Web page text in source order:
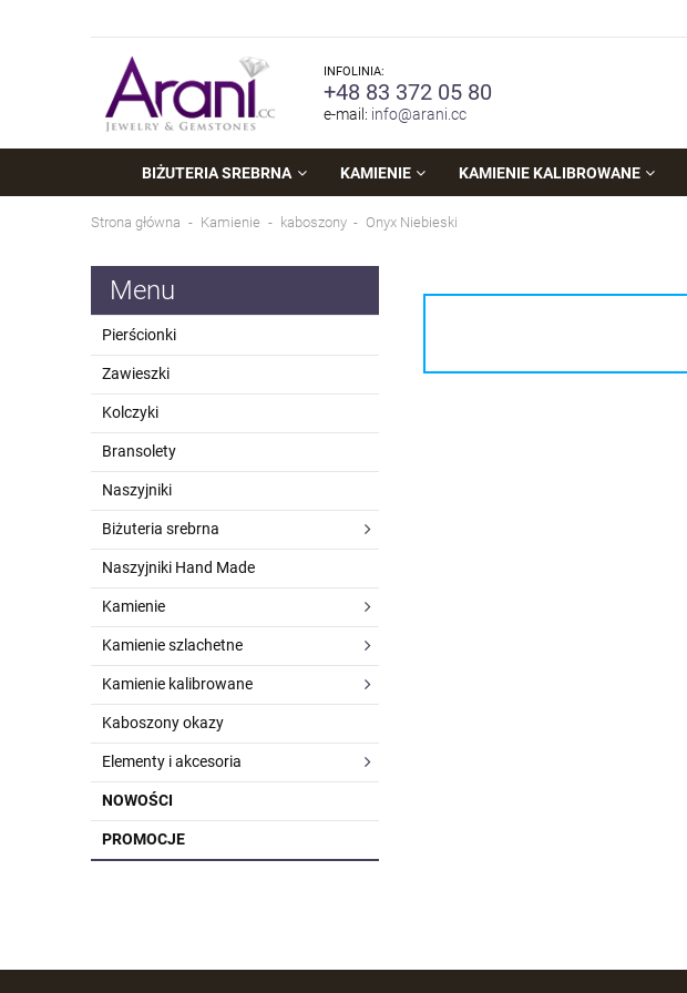
INFOLINIA:
+48 83 372 05 80
e-mail: info@arani.cc
BIŻUTERIA SREBRNA KAMIENIE KAMIENIE KALIBROWANE
Strona główna Kamienie kaboszony Onyx Niebieski
Menu
Pierścionki
Zawieszki
Kolczyki
Bransolety
Naszyjniki
Biżuteria srebrna
Naszyjniki Hand Made
Kamienie
Kamienie szlachetne
Kamienie kalibrowane
Kaboszony okazy
Elementy i akcesoria
NOWOŚCI
PROMOCJE